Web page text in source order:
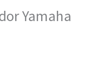
Yamaha